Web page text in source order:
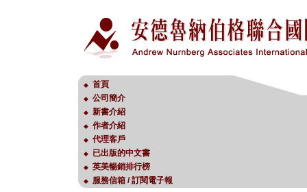
◆ 首頁
◆ 公司簡介
◆ 新書介紹
◆ 作者介紹
◆ 代理客戶
◆ 已出版的中文書
◆ 英美暢銷排行榜
◆ 服務信箱 / 訂閱電子報